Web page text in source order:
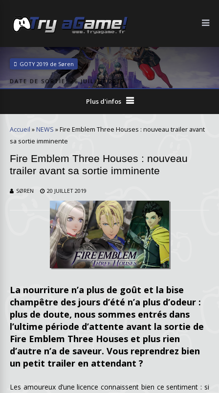
GOTY 2019 de Søren
DATE DE SORTIE: 26 JUILLET 2019
Plus d'infos
Accueil » NEWS »Fire Emblem Three Houses : nouveau trailer avant
sa sortie imminente
Fire Emblem Three Houses : nouveau
trailer avant sa sortie imminente
SØREN 20 JUILLET 2019
La nourriture n’a plus de goût et la bise
champêtre des jours d’été n’a plus d’odeur :
plus de doute, nous sommes entrés dans
l’ultime période d’attente avant la sortie de
Fire Emblem Three Houses et plus rien
d’autre n’a de saveur. Vous reprendrez bien
un petit trailer en attendant ?
Les amoureux d’une licence connaissent bien ce sentiment : si